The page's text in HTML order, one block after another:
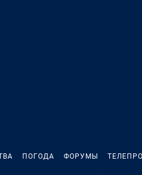
ПОГОДА ФОРУМЫ